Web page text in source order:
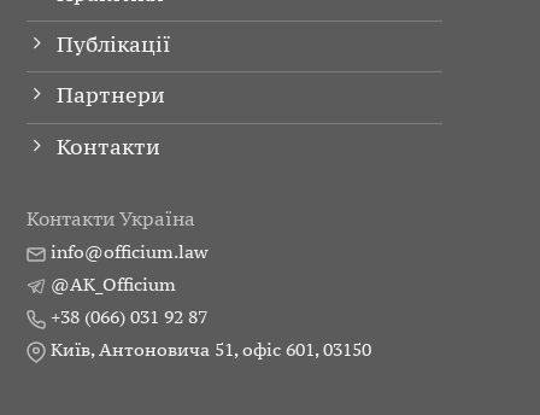
Публікації
Партнери
Контакти
Контакти Україна
info@officium.law
@AK_Officium
+38 (066) 031 92 87
Київ, Антоновича 51, офіс 601, 03150